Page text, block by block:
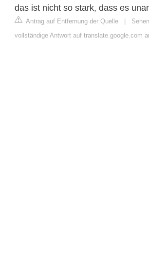
das ist nicht so stark, dass es
Antrag auf Entfernung der Quelle |
vollständige Antwort auf translate.google.com